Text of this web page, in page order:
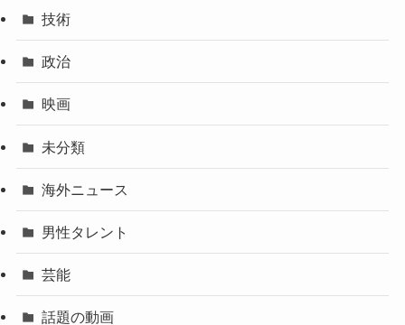
技術
政治
映画
未分類
海外ニュース
男性タレント
芸能
話題の動画